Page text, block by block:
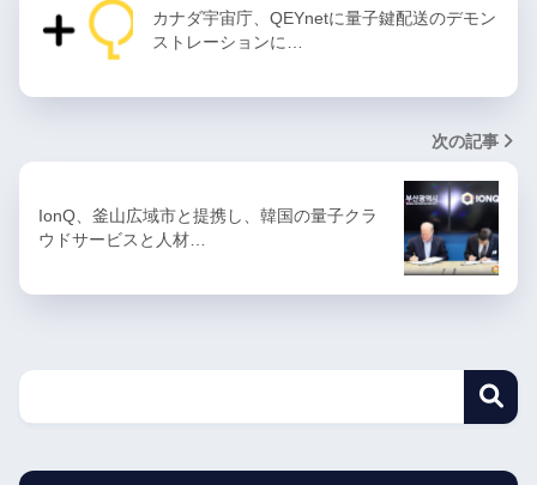
カナダ宇宙庁、QEYnetに量子鍵配送のデモン
ストレーションに…
次の記事
IonQ、釜山広域市と提携し、韓国の量子クラ
ウドサービスと人材…